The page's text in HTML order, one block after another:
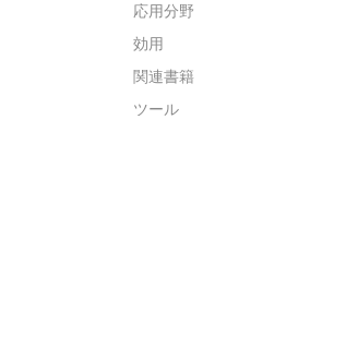
応用分野
効用
関連書籍
ツール